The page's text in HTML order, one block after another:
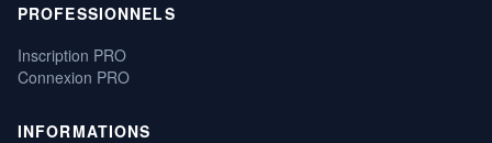
PROFESSIONNELS
Inscription PRO
Connexion PRO
INFORMATIONS